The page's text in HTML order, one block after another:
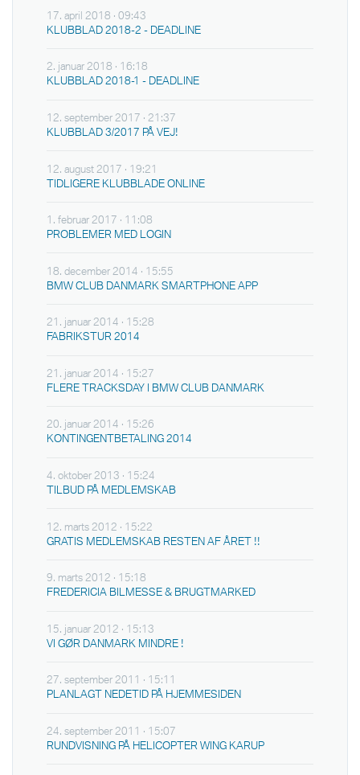
17. april 2018 · 09:43
KLUBBLAD 2018-2 - DEADLINE
2. januar 2018 · 16:18
KLUBBLAD 2018-1 - DEADLINE
12. september 2017 · 21:37
KLUBBLAD 3/2017 PÅ VEJ!
12. august 2017 · 19:21
TIDLIGERE KLUBBLADE ONLINE
1. februar 2017 · 11:08
PROBLEMER MED LOGIN
18. december 2014 · 15:55
BMW CLUB DANMARK SMARTPHONE APP
21. januar 2014 · 15:28
FABRIKSTUR 2014
21. januar 2014 · 15:27
FLERE TRACKSDAY I BMW CLUB DANMARK
20. januar 2014 · 15:26
KONTINGENTBETALING 2014
4. oktober 2013 · 15:24
TILBUD PÅ MEDLEMSKAB
12. marts 2012 · 15:22
GRATIS MEDLEMSKAB RESTEN AF ÅRET !!
9. marts 2012 · 15:18
FREDERICIA BILMESSE & BRUGTMARKED
15. januar 2012 · 15:13
VI GØR DANMARK MINDRE !
27. september 2011 · 15:11
PLANLAGT NEDETID PÅ HJEMMESIDEN
24. september 2011 · 15:07
RUNDVISNING PÅ HELICOPTER WING KARUP